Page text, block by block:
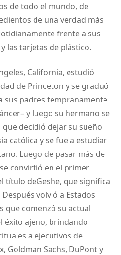
de todo el mundo, de
de una verdad más
frente a sus
las tarjetas de plástico.
California, estudió
de Princeton y se graduó
sus padres tempranamente
y luego su hermano se
que decidió dejar su sueño
católica y se fue a estudiar
Luego de pasar más de
convirtió en el primer
título deGeshe, que significa
volvió a Estados
que comenzó su actual
éxito ajeno, brindando
a ejecutivos de
Goldman Sachs, DuPont y